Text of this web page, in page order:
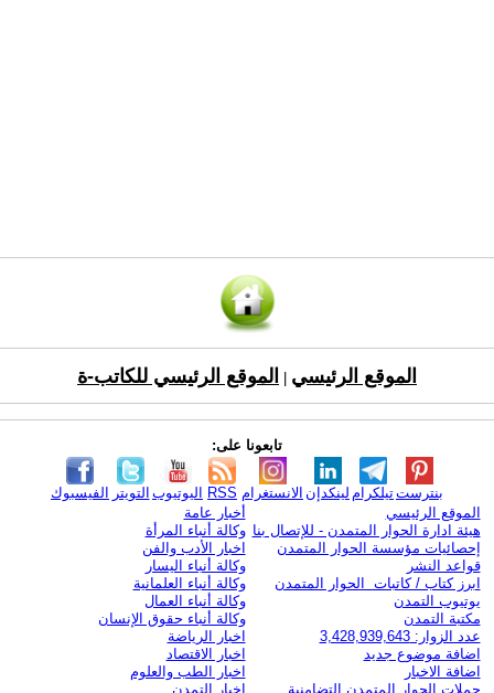
الموقع الرئيسي الموقع الرئيسي للكاتب-ة
تابعونا على:
الفيسبوك التويتر اليوتيوب RSS الانستغرام لينكدإن تيلكرامبنترست
الموقع الرئيسي
هيئة ادارة الحوار المتمدن - للإتصال بنا
إحصائيات مؤسسة الحوار المتمدن
قواعد النشر
ابرز كتاب / كاتبات الحوار المتمدن
يوتيوب التمدن
مكتبة التمدن
عدد الزوار: 3,428,939,643
اضافة موضوع جديد
اضافة الاخبار
حملات الحوار المتمدن التضامنية
أخبار عامة
وكالة أنباء المرأة
اخبار الأدب والفن
وكالة أنباء اليسار
وكالة أنباء العلمانية
وكالة أنباء العمال
وكالة أنباء حقوق الإنسان
اخبار الرياضة
اخبار الاقتصاد
اخبار الطب والعلوم
اخبار التمدن